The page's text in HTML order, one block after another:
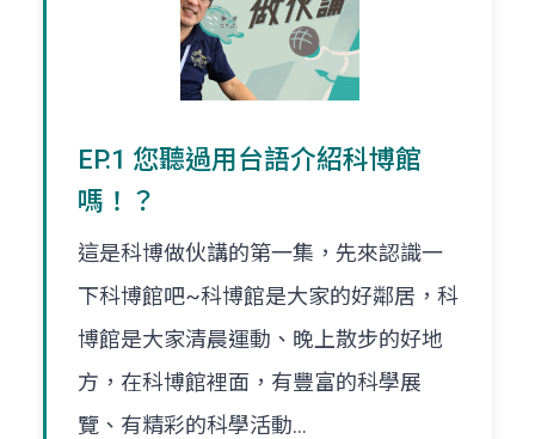
EP.1 您聽過用台語介紹科博館
嗎！？
這是科博做伙講的第一集，先來認識一
下科博館吧~科博館是大家的好鄰居，科
博館是大家清晨運動、晚上散步的好地
方，在科博館裡面，有豐富的科學展
覽、有精彩的科學活動...